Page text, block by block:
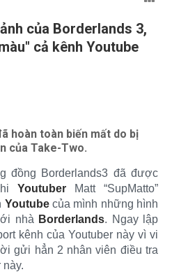
của Borderlands 3,
cả kênh Youtube
hoàn toàn biến mất do bị
của Take-Two.
đồng Borderlands3 đã được
Youtuber Matt “SupMatto”
Youtubecủa mình những hình
nhà Borderlands. Ngay lập
kênh của Youtuber này vì vi
gửi hẳn 2 nhân viên điều tra
này.​